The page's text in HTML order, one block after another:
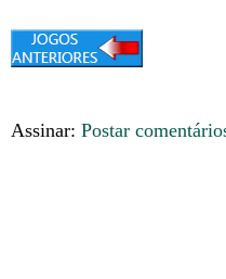
Assinar: Postar